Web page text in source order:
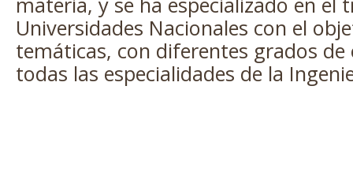
Universidades Nacionales con el
temáticas, con diferentes grados de
todas las especialidades de la